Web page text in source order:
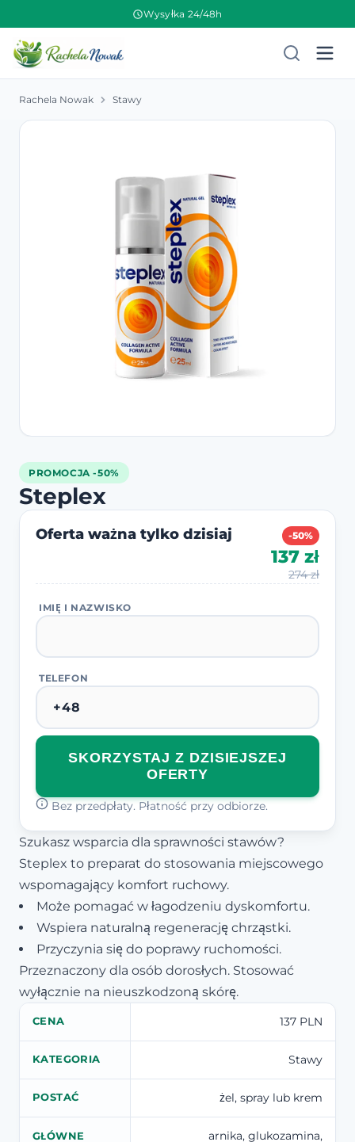
Wysyłka 24/48h
Rachela Nowak Stawy
PROMOCJA -50%
Steplex
Oferta ważna tylko dzisiaj -50%
137 zł
274 zł
IMIĘ I NAZWISKO
TELEFON
SKORZYSTAJ Z DZISIEJSZEJ
OFERTY
Bez przedpłaty. Płatność przy odbiorze.
Szukasz wsparcia dla sprawności stawów?
Steplex to preparat do stosowania miejscowego
wspomagający komfort ruchowy.
Może pomagać w łagodzeniu dyskomfortu.
Wspiera naturalną regenerację chrząstki.
Przyczynia się do poprawy ruchomości.
Przeznaczony dla osób dorosłych. Stosować
wyłącznie na nieuszkodzoną skórę.
CENA 137 PLN
KATEGORIA Stawy
POSTAĆ żel, spray lub krem
GŁÓWNE
arnika, glukozamina,